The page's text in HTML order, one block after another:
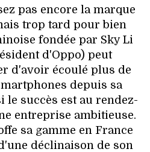
pas encore la marque
trop tard pour bien
fondée par Sky Li
d'Oppo) peut
d'avoir écoulé plus de
depuis sa
le succès est au rendez-
entreprise ambitieuse.
sa gamme en France
déclinaison de son